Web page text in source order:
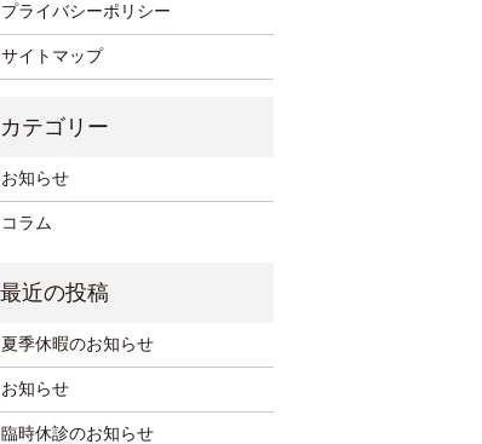
プライバシーポリシー
サイトマップ
お知らせ
コラム
夏季休暇のお知らせ
お知らせ
臨時休診のお知らせ